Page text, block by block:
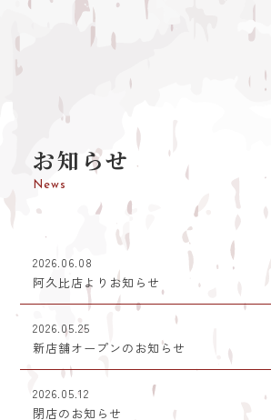
お知らせ
News
2026.06.08
阿久比店よりお知らせ
2026.05.25
新店舗オープンのお知らせ
2026.05.12
閉店のお知らせ